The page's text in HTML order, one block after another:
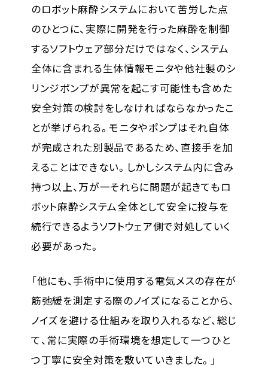
のロボット麻酔システムにおいて苦労した点
のひとつに、実際に開発を行った麻酔を制御
するソフトウェア部分だけではなく、システム
全体に含まれる生体情報モニタや他社製のシ
リンジポンプが異常を起こす可能性も含めた
安全対策の検討をしなければならなかったこ
とが挙げられる。モニタやポンプはそれ自体
が完成された別製品であるため、直接手を加
えることはできない。しかしシステム内に含み
持つ以上、万が一それらに問題が起きてもロ
ボット麻酔システム全体として安全に投与を
続行できるようソフトウェア側で対処していく
必要があった。
「他にも、手術中に使用する電気メスの存在が
筋弛緩を測定する際のノイズになることから、
ノイズを避ける仕組みを取り入れるなど、総じ
て、常に実際の手術環境を想定して一つひと
つ丁寧に安全対策を敷いていきました。」